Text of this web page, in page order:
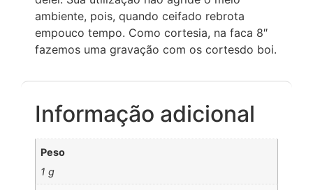
ambiente, pois, quando ceifado rebrota
empouco tempo. Como cortesia, na faca 8″
fazemos uma gravação com os cortesdo boi.
Informação adicional
Peso
1 g